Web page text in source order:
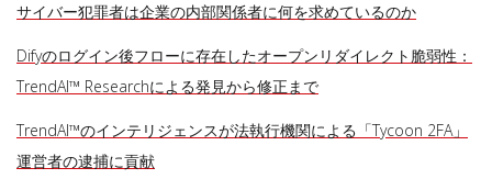
サイバー犯罪者は企業の内部関係者に何を求めているのか
Difyのログイン後フローに存在したオープンリダイレクト脆弱性：
TrendAI™ Researchによる発見から修正まで
TrendAI™のインテリジェンスが法執行機関による「Tycoon 2FA」
運営者の逮捕に貢献